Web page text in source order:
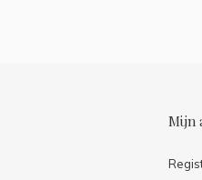
Mijn